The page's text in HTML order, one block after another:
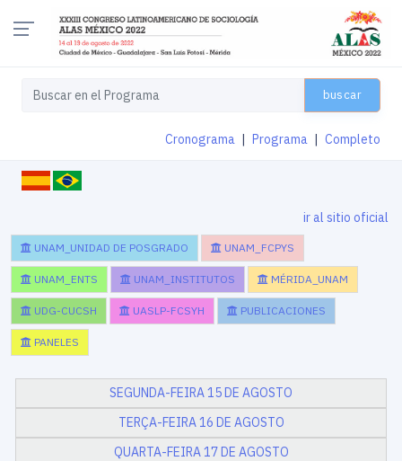
buscar
Cronograma Programa Completo
ir al sitio oficial
UNAM_UNIDAD DE POSGRADO UNAM_FCPYS
UNAM_ENTS UNAM_INSTITUTOS MÉRIDA_UNAM
UDG-CUCSH UASLP-FCSYH PUBLICACIONES
PANELES
SEGUNDA-FEIRA 15 DE AGOSTO
TERÇA-FEIRA 16 DE AGOSTO
QUARTA-FEIRA 17 DE AGOSTO